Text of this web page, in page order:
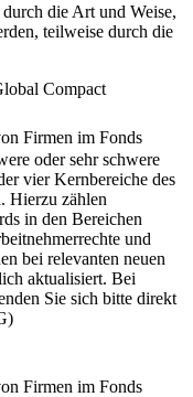
die Art und Weise,
teilweise durch die
Compact
Firmen im Fonds
oder sehr schwere
vier Kernbereiche des
Hierzu zählen
in den Bereichen
und
bei relevanten neuen
aktualisiert. Bei
Sie sich bitte direkt
Firmen im Fonds